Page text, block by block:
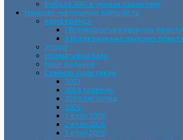
Робота ЗПО в умовах карантину
Науково-методична діяльність
Конференції
І Всеукраїнська науково-
ІІ Всеукраїнська науково-
Угоди
Нормативна база
Наші видання
Семінар-практикум
2023
2024 травень
2024 листопад
2025
1 етап 2026
2 етап 2026
3 етап 2026